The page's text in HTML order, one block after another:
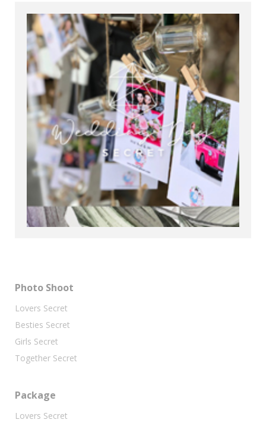
Photo Shoot
Lovers Secret
Besties Secret
Girls Secret
Together Secret
Package
Lovers Secret